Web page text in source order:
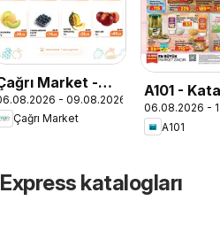
Market -
Katalog
- 09.08.2026
Çağrı Market
A101 -
Aldın Aldın
06.08.2026 -
A101
katalogları